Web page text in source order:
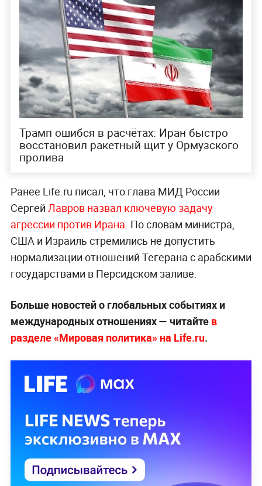
Трамп ошибся в расчётах: Иран быстро
восстановил ракетный щит у Ормузского
пролива
Ранее Life.ru писал, что глава МИД России
Сергей Лавров назвал ключевую задачу
агрессии против Ирана. По словам министра,
США и Израиль стремились не допустить
нормализации отношений Тегерана с арабскими
государствами в Персидском заливе.
Больше новостей о глобальных событиях и
международных отношениях — читайте в
разделе «Мировая политика» на Life.ru.